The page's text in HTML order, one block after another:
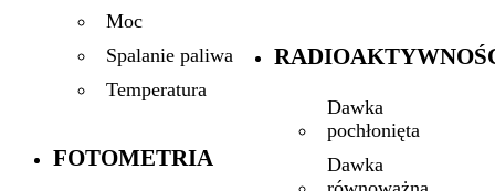
Moc
Spalanie paliwa
Temperatura
FOTOMETRIA
Dawka
pochłonięta
Dawka